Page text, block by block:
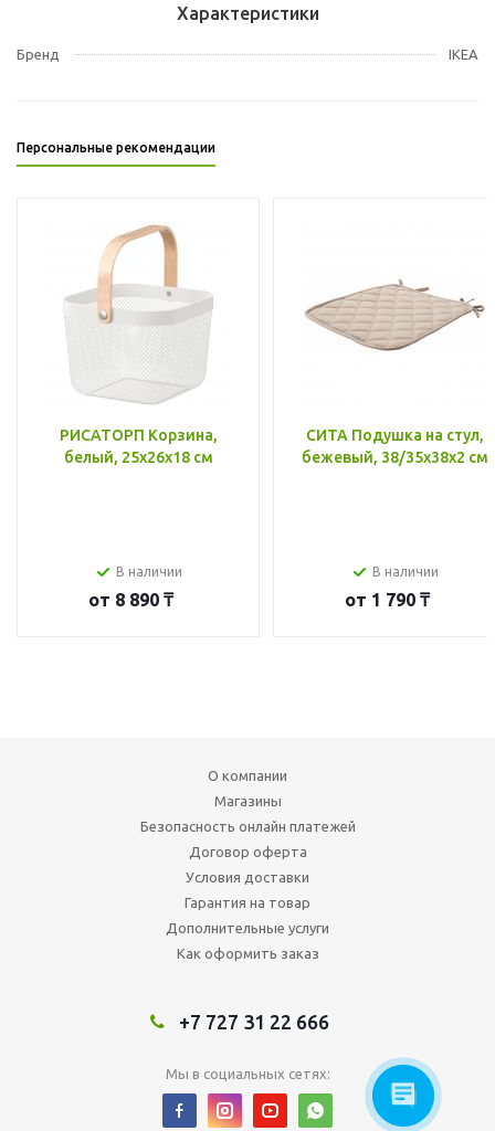
Характеристики
Бренд IKEA
Персональные рекомендации
РИСАТОРП Корзина,
белый, 25x26x18 см
В наличии
от 8 890 ₸
СИТА Подушка на стул,
бежевый, 38/35x38x2 см
В наличии
от 1 790 ₸
О компании
Магазины
Безопасность онлайн платежей
Договор оферта
Условия доставки
Гарантия на товар
Дополнительные услуги
Как оформить заказ
+7 727 31 22 666
Мы в социальных сетях: